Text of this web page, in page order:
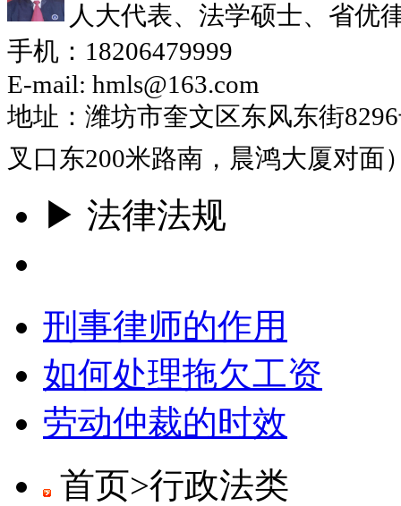
人大代表、法学硕士、省优
手机：18206479999
E-mail: hmls@163.com
地址：潍坊市奎文区东风东街
叉口东200米路南，晨鸿大厦对面
▶ 法律法规
刑事律师的作用
如何处理拖欠工资
劳动仲裁的时效
首页>行政法类